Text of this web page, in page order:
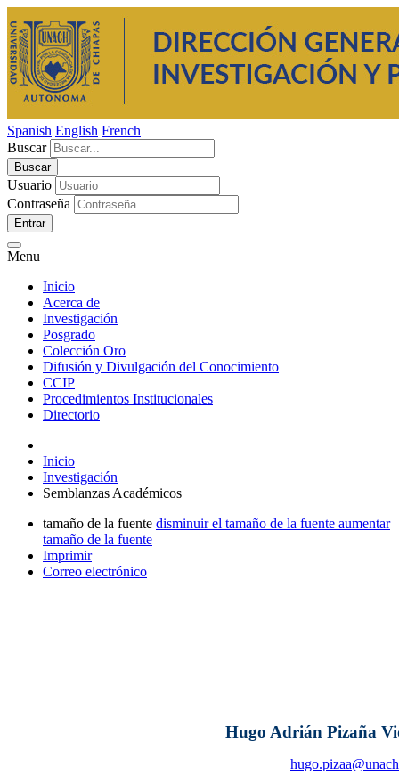
Spanish English French
Buscar
Usuario
Contraseña
Entrar
Menu
Inicio
Acerca de
Investigación
Posgrado
Colección Oro
Difusión y Divulgación del Conocimiento
CCIP
Procedimientos Institucionales
Directorio
Inicio
Investigación
Semblanzas Académicos
tamaño de la fuente disminuir el tamaño de la fuente aumentar
tamaño de la fuente
Imprimir
Correo electrónico
Hugo Adrián Pizaña